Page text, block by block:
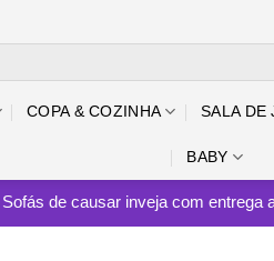
COPA & COZINHA SALA DE
BABY
de causar inveja com entrega